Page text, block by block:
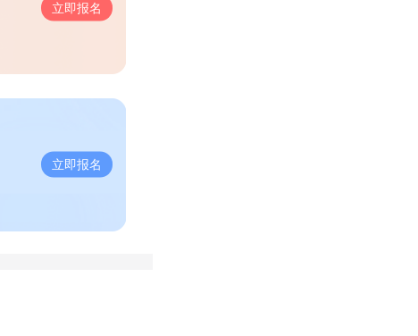
立即报名
立即报名